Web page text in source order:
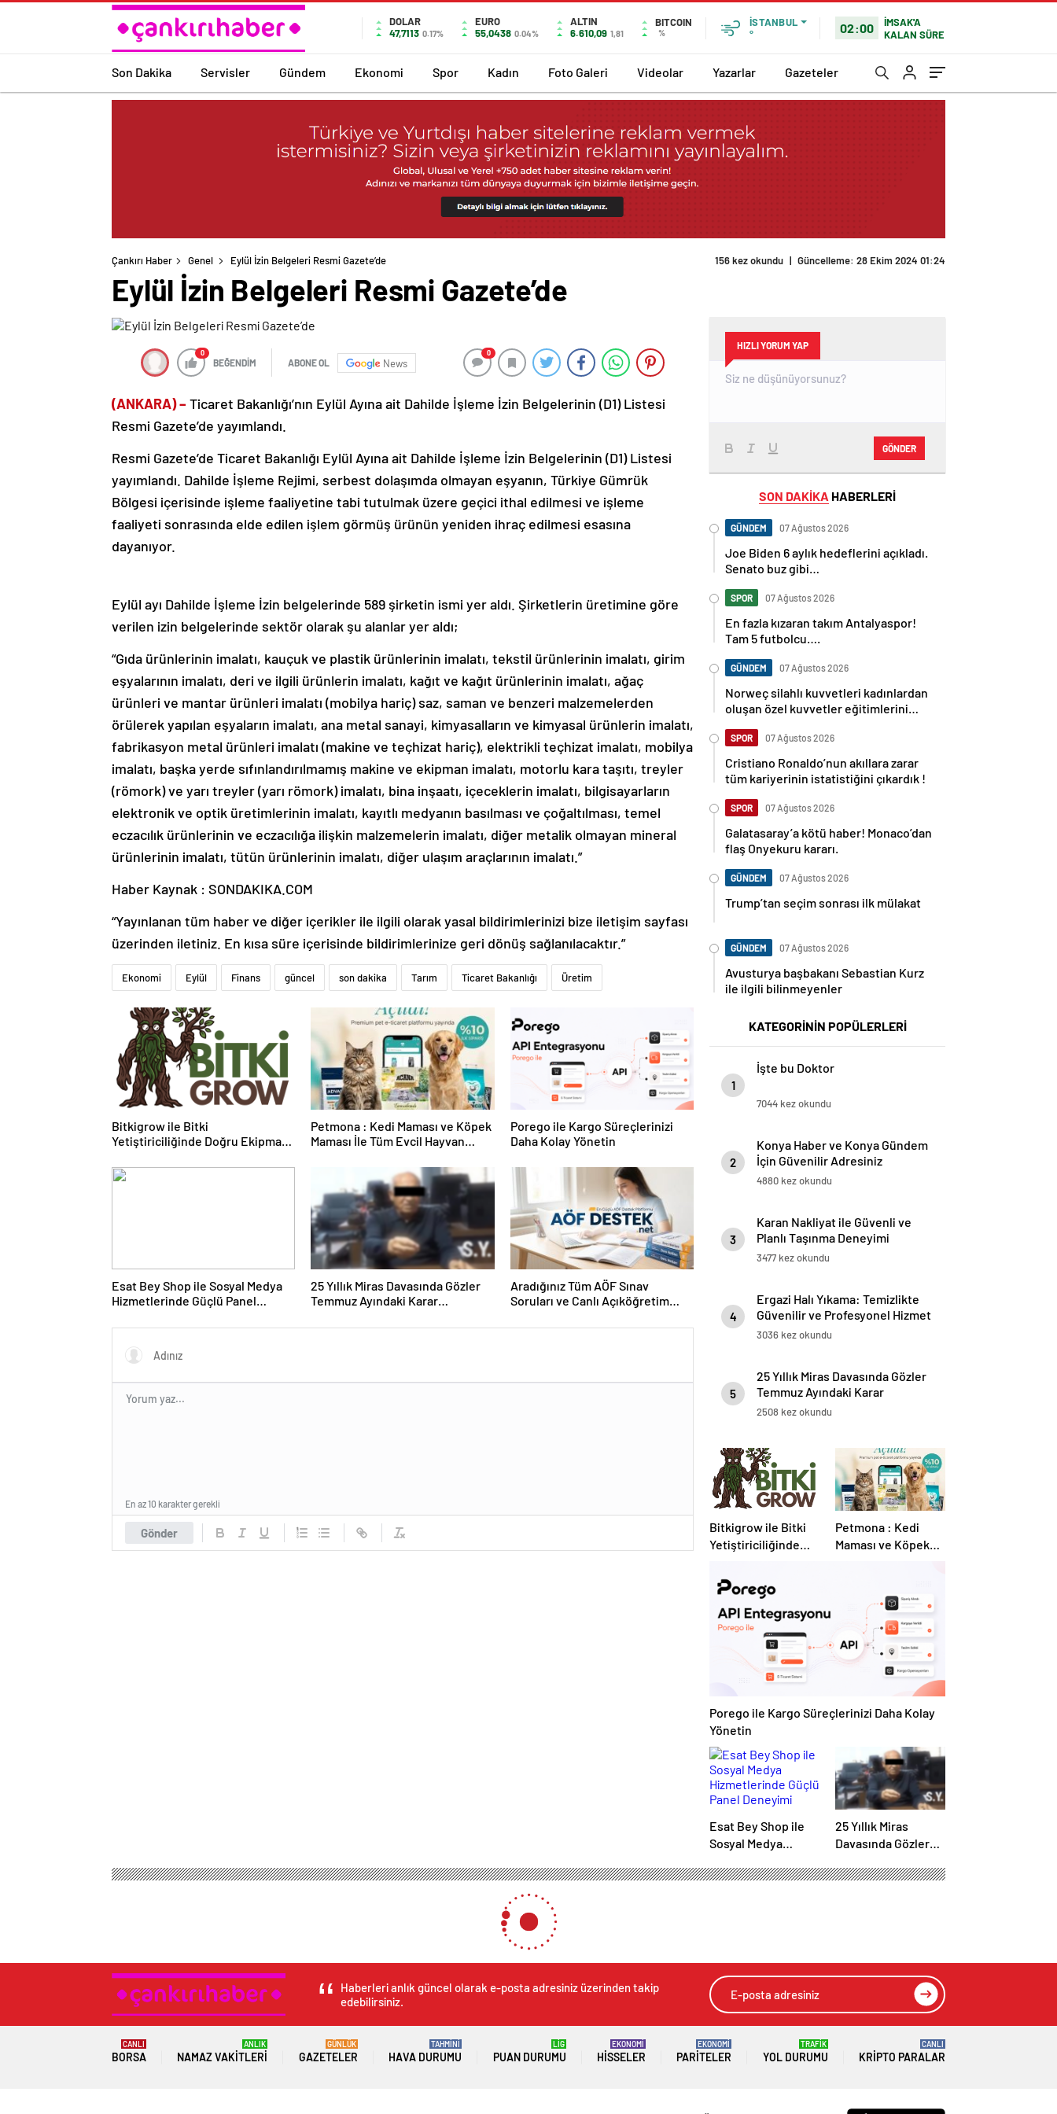
DOLAR
47,7113 0.17%
EURO
55,0438 0.04%
ALTIN
6.610,09 1,81
BITCOIN
%
İSTANBUL
°
02:00
İMSAK'A
KALAN SÜRE
Son Dakika Servisler Gündem Ekonomi Spor Kadın Foto Galeri Videolar Yazarlar Gazeteler
Çankırı Haber Genel Eylül İzin Belgeleri Resmi Gazete’de
Eylül İzin Belgeleri Resmi Gazete’de
0
BEĞENDİM ABONE OL News
0
(ANKARA) – Ticaret Bakanlığı’nın Eylül Ayına ait Dahilde İşleme İzin Belgelerinin (D1) Listesi
Resmi Gazete’de yayımlandı.
Resmi Gazete’de Ticaret Bakanlığı Eylül Ayına ait Dahilde İşleme İzin Belgelerinin (D1) Listesi
yayımlandı. Dahilde İşleme Rejimi, serbest dolaşımda olmayan eşyanın, Türkiye Gümrük
Bölgesi içerisinde işleme faaliyetine tabi tutulmak üzere geçici ithal edilmesi ve işleme
faaliyeti sonrasında elde edilen işlem görmüş ürünün yeniden ihraç edilmesi esasına
dayanıyor.
Eylül ayı Dahilde İşleme İzin belgelerinde 589 şirketin ismi yer aldı. Şirketlerin üretimine göre
verilen izin belgelerinde sektör olarak şu alanlar yer aldı;
“Gıda ürünlerinin imalatı, kauçuk ve plastik ürünlerinin imalatı, tekstil ürünlerinin imalatı, girim
eşyalarının imalatı, deri ve ilgili ürünlerin imalatı, kağıt ve kağıt ürünlerinin imalatı, ağaç
ürünleri ve mantar ürünleri imalatı (mobilya hariç) saz, saman ve benzeri malzemelerden
örülerek yapılan eşyaların imalatı, ana metal sanayi, kimyasalların ve kimyasal ürünlerin imalatı,
fabrikasyon metal ürünleri imalatı (makine ve teçhizat hariç), elektrikli teçhizat imalatı, mobilya
imalatı, başka yerde sıfınlandırılmamış makine ve ekipman imalatı, motorlu kara taşıtı, treyler
(römork) ve yarı treyler (yarı römork) imalatı, bina inşaatı, içeceklerin imalatı, bilgisayarların
elektronik ve optik üretimlerinin imalatı, kayıtlı medyanın basılması ve çoğaltılması, temel
eczacılık ürünlerinin ve eczacılığa ilişkin malzemelerin imalatı, diğer metalik olmayan mineral
ürünlerinin imalatı, tütün ürünlerinin imalatı, diğer ulaşım araçlarının imalatı.”
Haber Kaynak : SONDAKIKA.COM
“Yayınlanan tüm haber ve diğer içerikler ile ilgili olarak yasal bildirimlerinizi bize iletişim sayfası
üzerinden iletiniz. En kısa süre içerisinde bildirimlerinize geri dönüş sağlanılacaktır.”
Ekonomi Eylül Finans güncel son dakika Tarım Ticaret Bakanlığı Üretim
Bitkigrow ile Bitki
Yetiştiriciliğinde Doğru Ekipman
Petmona : Kedi Maması ve Köpek
Maması İle Tüm Evcil Hayvan
Porego ile Kargo Süreçlerinizi
Daha Kolay Yönetin
Esat Bey Shop ile Sosyal Medya
Hizmetlerinde Güçlü Panel
25 Yıllık Miras Davasında Gözler
Temmuz Ayındaki Karar
Aradığınız Tüm AÖF Sınav
Soruları ve Canlı Açıköğretim
Gönder
En az 10 karakter gerekli
HIZLI YORUM YAP
GÖNDER
SON DAKİKA HABERLERİ
GÜNDEM 07 Ağustos 2026
Joe Biden 6 aylık hedeflerini açıkladı.
Senato buz gibi…
SPOR 07 Ağustos 2026
En fazla kızaran takım Antalyaspor!
Tam 5 futbolcu….
GÜNDEM 07 Ağustos 2026
Norweç silahlı kuvvetleri kadınlardan
oluşan özel kuvvetler eğitimlerini
SPOR 07 Ağustos 2026
Cristiano Ronaldo’nun akıllara zarar
tüm kariyerinin istatistiğini çıkardık !
SPOR 07 Ağustos 2026
Galatasaray’a kötü haber! Monaco’dan
flaş Onyekuru kararı.
GÜNDEM 07 Ağustos 2026
Trump’tan seçim sonrası ilk mülakat
GÜNDEM 07 Ağustos 2026
Avusturya başbakanı Sebastian Kurz
ile ilgili bilinmeyenler
KATEGORİNİN POPÜLERLERİ
1
İşte bu Doktor
7044 kez okundu
2
Konya Haber ve Konya Gündem
İçin Güvenilir Adresiniz
4880 kez okundu
3
Karan Nakliyat ile Güvenli ve
Planlı Taşınma Deneyimi
3477 kez okundu
4
Ergazi Halı Yıkama: Temizlikte
Güvenilir ve Profesyonel Hizmet
3036 kez okundu
5
25 Yıllık Miras Davasında Gözler
Temmuz Ayındaki Karar
Duruşmasına Çevrildi
2508 kez okundu
Bitkigrow ile Bitki
Yetiştiriciliğinde
Ürün Seçimi
Petmona : Kedi
Maması ve Köpek
Porego ile Kargo Süreçlerinizi Daha Kolay
Yönetin
Esat Bey Shop ile
Sosyal Medya
Güçlü Panel
25 Yıllık Miras
Davasında Gözler
Karar Duruşmasına
Kırgızistan’da 8. Türk Filmleri Haftası başladı